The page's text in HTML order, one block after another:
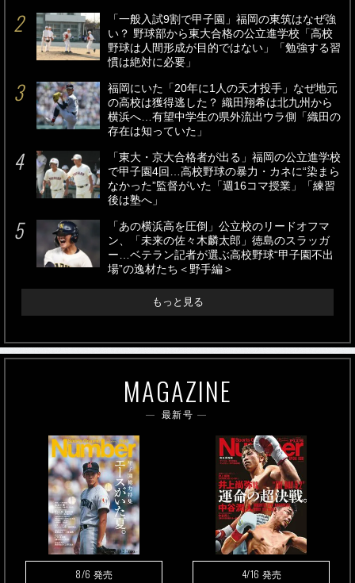
「一般入試9割で甲子園」福岡の東筑はなぜ強
い？ 野球部から東大合格の公立進学校「高校
野球は人間形成が目的ではない」「勉強する習
慣は絶対に必要」
福岡にいた「20年に1人の天才投手」なぜ地元
の高校は獲得逃した？ 織田翔希は北九州から
横浜へ…有望中学生の県外流出ウラ側「織田の
存在は知っていた」
「東大・京大合格者が出る」福岡の公立進学校
で甲子園4回…高校野球の暴力・カネに“染まら
なかった”監督がいた「週16コマ授業」「練習
後は塾へ」
「あの横浜高を圧倒」公立校のリードオフマ
ン、「未来の佐々木麟太郎」徳島のスラッガ
ー…ベテラン記者が選ぶ高校野球“甲子園不出
場”の逸材たち＜野手編＞
もっと見る
MAGAZINE
最新号
8/6 発売 4/16 発売